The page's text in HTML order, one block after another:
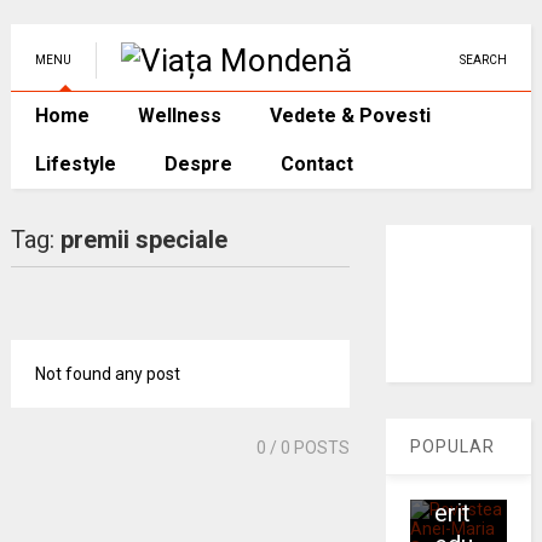
MENU SEARCH
Home Wellness Vedete & Povesti
Lifestyle Despre Contact
Tag: premii speciale
Not found any post
0 / 0 POSTS POPULAR
Mari
cum
Ro
ia a
erit